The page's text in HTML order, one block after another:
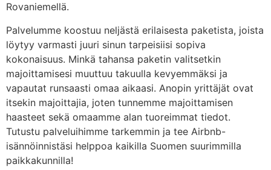
Rovaniemellä.
Palvelumme koostuu neljästä erilaisesta paketista, joista
löytyy varmasti juuri sinun tarpeisiisi sopiva
kokonaisuus. Minkä tahansa paketin valitsetkin
majoittamisesi muuttuu takuulla kevyemmäksi ja
vapautat runsaasti omaa aikaasi. Anopin yrittäjät ovat
itsekin majoittajia, joten tunnemme majoittamisen
haasteet sekä omaamme alan tuoreimmat tiedot.
Tutustu palveluihimme tarkemmin ja tee Airbnb-
isännöinnistäsi helppoa kaikilla Suomen suurimmilla
paikkakunnilla!